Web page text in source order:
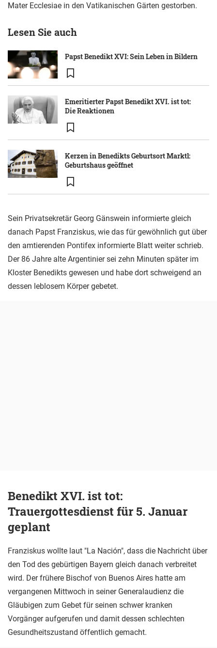
Mater Ecclesiae in den Vatikanischen Gärten gestorben.
Lesen Sie auch
Papst Benedikt XVI: Sein Leben in Bildern
Emeritierter Papst Benedikt XVI. ist tot:
Die Reaktionen
Kerzen in Benedikts Geburtsort Marktl:
Geburtshaus geöffnet
Sein Privatsekretär Georg Gänswein informierte gleich
danach Papst Franziskus, wie das für gewöhnlich gut über
den amtierenden Pontifex informierte Blatt weiter schrieb.
Der 86 Jahre alte Argentinier sei zehn Minuten später im
Kloster Benedikts gewesen und habe dort schweigend an
dessen leblosem Körper gebetet.
Benedikt XVI. ist tot:
Trauergottesdienst für 5. Januar
geplant
Franziskus wollte laut "La Nación", dass die Nachricht über
den Tod des gebürtigen Bayern gleich danach verbreitet
wird. Der frühere Bischof von Buenos Aires hatte am
vergangenen Mittwoch in seiner Generalaudienz die
Gläubigen zum Gebet für seinen schwer kranken
Vorgänger aufgerufen und damit dessen schlechten
Gesundheitszustand öffentlich gemacht.